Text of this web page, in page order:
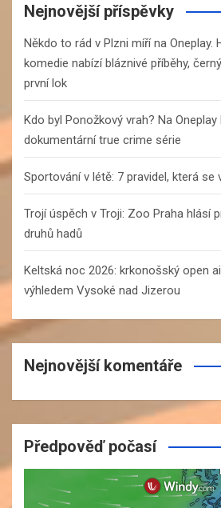
c
Nejnovější příspěvky
Někdo to rád v Plzni míří na Oneplay.
komedie nabízí bláznivé příběhy,
první lok
Kdo byl Ponožkový vrah? Na
dokumentární true crime série
Sportování v létě: 7 pravidel, která se
Trojí úspěch v Troji: Zoo Praha hlásí
druhů hadů
Keltská noc 2026: krkonošský open
výhledem Vysoké nad Jizerou
Nejnovější komentáře
Předpověď počasí